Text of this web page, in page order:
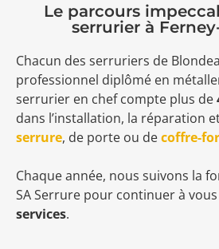
Le parcours
serrurier à
Chacun des serruriers de
professionnel diplômé en
serrurier en chef compte plus de
dans l’installation, la réparation
serrure, de porte ou decoffre-
Chaque année, nous suivons la
SA Serrure pour continuer à
services.